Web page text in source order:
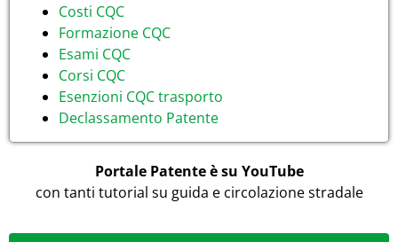
Costi CQC
Formazione CQC
Esami CQC
Corsi CQC
Esenzioni CQC trasporto
Declassamento Patente
Portale Patente è su YouTube
con tanti tutorial su guida e circolazione stradale